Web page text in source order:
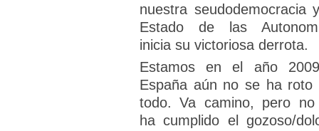
nuestra seudodemocracia
Estado de las
inicia su victoriosa derrota.
Estamos en el año
España aún no se ha roto
todo. Va camino, pero
ha cumplido el gozoso/